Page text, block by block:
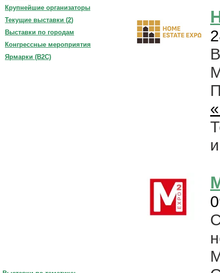
Крупнейшие организаторы
Текущие выставки (2)
Выставки по городам
Конгрессные мероприятия
Ярмарки (B2C)